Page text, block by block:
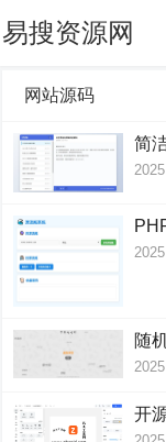
易搜资源网
网站源码
简
随
开